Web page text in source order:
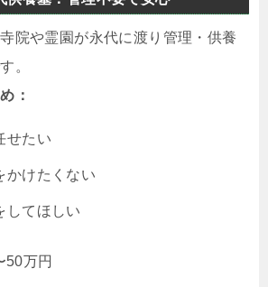
院や霊園が永代に渡り管理・供養
。
：
せたい
かけたくない
してほしい
50万円